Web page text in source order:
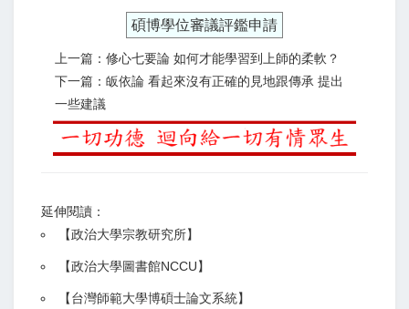
碩博學位審議評鑑申請
上一篇：修心七要論 如何才能學習到上師的柔軟？
下一篇：皈依論 看起來沒有正確的見地跟傳承 提出
一些建議
延伸閱讀：
【政治大學宗教研究所】
【政治大學圖書館NCCU】
【台灣師範大學博碩士論文系統】